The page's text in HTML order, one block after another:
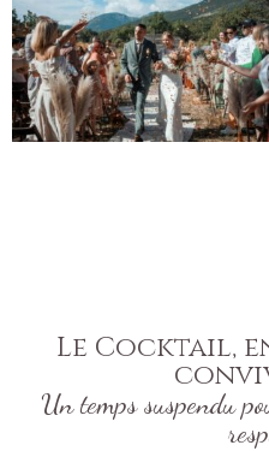
Le Cocktail,
Un temps suspendu